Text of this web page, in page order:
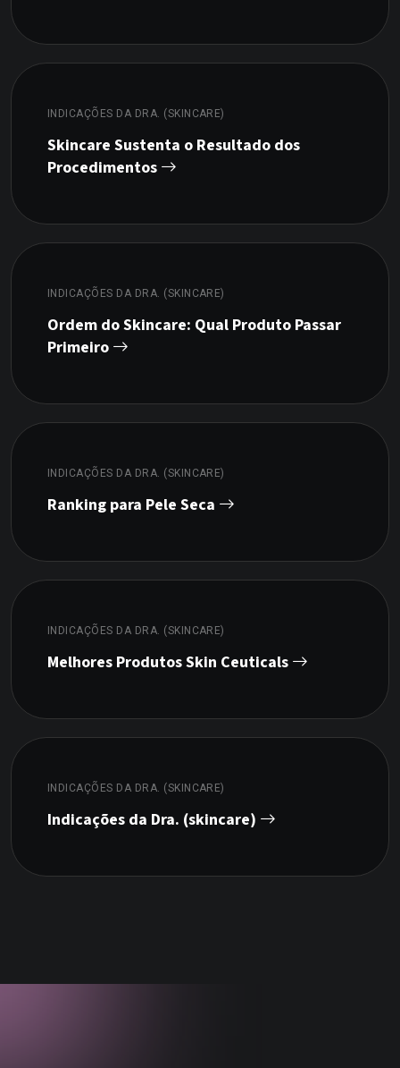
INDICAÇÕES DA DRA. (SKINCARE)
Skincare Sustenta o Resultado dos
Procedimentos
INDICAÇÕES DA DRA. (SKINCARE)
Ordem do Skincare: Qual Produto Passar
Primeiro
INDICAÇÕES DA DRA. (SKINCARE)
Ranking para Pele Seca
INDICAÇÕES DA DRA. (SKINCARE)
Melhores Produtos Skin Ceuticals
INDICAÇÕES DA DRA. (SKINCARE)
Indicações da Dra. (skincare)